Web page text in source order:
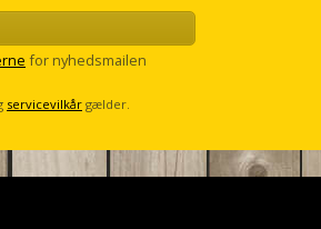
for nyhedsmailen
servicevilkår gælder.